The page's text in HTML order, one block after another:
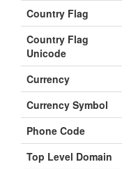
Country Flag
Country Flag
Unicode
Currency
Currency Symbol
Phone Code
Top Level Domain